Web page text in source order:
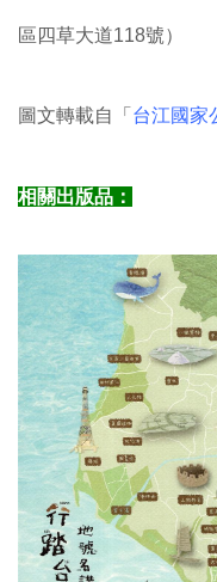
區四草大道118號）
圖文轉載自「 台江國家
相關出版品：